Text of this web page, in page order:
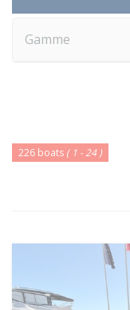
Gamme
226 boats ( 1 - 24 )